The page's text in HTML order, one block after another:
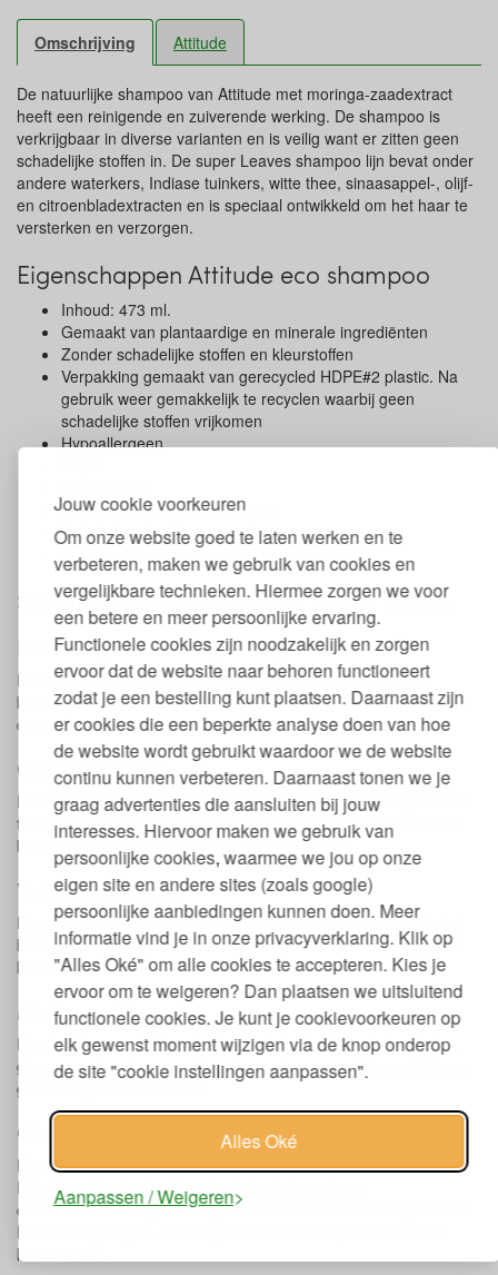
Jouw cookie voorkeuren
Om onze website goed te laten werken en te
verbeteren, maken we gebruik van cookies en
vergelijkbare technieken. Hiermee zorgen we voor
een betere en meer persoonlijke ervaring.
Functionele cookies zijn noodzakelijk en zorgen
ervoor dat de website naar behoren functioneert
zodat je een bestelling kunt plaatsen. Daarnaast zijn
er cookies die een beperkte analyse doen van hoe
de website wordt gebruikt waardoor we de website
continu kunnen verbeteren. Daarnaast tonen we je
graag advertenties die aansluiten bij jouw
interesses. Hiervoor maken we gebruik van
persoonlijke cookies, waarmee we jou op onze
eigen site en andere sites (zoals google)
persoonlijke aanbiedingen kunnen doen. Meer
informatie vind je in onze privacyverklaring. Klik op
"Alles Oké" om alle cookies te accepteren. Kies je
ervoor om te weigeren? Dan plaatsen we uitsluitend
functionele cookies. Je kunt je cookievoorkeuren op
elk gewenst moment wijzigen via de knop onderop
de site "cookie instellingen aanpassen".
Alles Oké
Aanpassen / Weigeren
Omschrijving Attitude
De natuurlijke shampoo van Attitude met moringa-zaadextract
heeft een reinigende en zuiverende werking. De shampoo is
verkrijgbaar in diverse varianten en is veilig want er zitten geen
schadelijke stoffen in. De super Leaves shampoo lijn bevat onder
andere waterkers, Indiase tuinkers, witte thee, sinaasappel-, olijf-
en citroenbladextracten en is speciaal ontwikkeld om het haar te
versterken en verzorgen.
Eigenschappen Attitude eco shampoo
Inhoud: 473 ml.
Gemaakt van plantaardige en minerale ingrediënten
Zonder schadelijke stoffen en kleurstoffen
Verpakking gemaakt van gerecycled HDPE#2 plastic. Na
gebruik weer gemakkelijk te recyclen waarbij geen
schadelijke stoffen vrijkomen
Hypoallergeen
Ecologo en EWG gecertificeerd
Verkrijgbaar in diverse soorten
Voor ieder product wordt 1 boom geplant
Soorten shampoo Attitude Super leaves
Nourishing and Strengthening
Bevat olijfbladextract en druivenpitolie, hydrateert, voedt en
beschermt droog en beschadigd haar. Laat je haar glanzen. Met
de zachte en zoete geur van peer en gember.
Color Protection
Bevat granaatappelextract wat helpt om gekleurd haar glanzend
te houden en avocado olie wat beschadigd haar revitaliseert en
beschermt. Met de geur van kleine rode besjes.
Volume and Shine
Bevat antioxidanten, soja-eiwit en cranberry-extract. Vermindert
kroezen en geeft glans aan het haar. Ruikt naar sinaasappel en
kardemon.
Moisture rich
Bevat quinoa- en jojoba eiwitten en helpt het haar te herstellen,
glanzen en beschermen. Ideaal voor droog en dof haar. Met een
geur van guave en bessen.
Clarifying
Met extract van witte thee en citroenblad, reinigt het haar diep.
Het citroenblad extract heeft ook hydraterende en
conditionerende eigenschappen. Het witte thee extract geeft het
haar een oppepper. Met de geur van Earl Grey-thee en verse
komkommer.